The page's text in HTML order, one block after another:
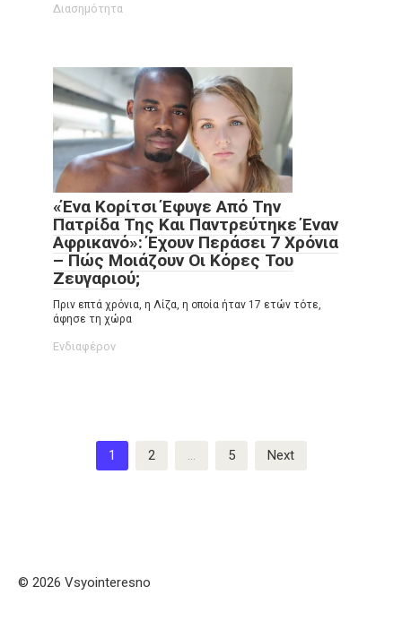
Διασημότητα
«Ένα Κορίτσι Έφυγε Από Την
Πατρίδα Της Και Παντρεύτηκε Έναν
Αφρικανό»: Έχουν Περάσει 7 Χρόνια
– Πώς Μοιάζουν Οι Κόρες Του
Ζευγαριού;
Πριν επτά χρόνια, η Λίζα, η οποία ήταν 17 ετών τότε,
άφησε τη χώρα
Ενδιαφέρον
1 2 … 5 Next
© 2026 Vsyointeresno